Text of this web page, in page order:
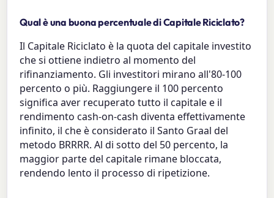
Qual è una buona percentuale di Capitale Riciclato?
Il Capitale Riciclato è la quota del capitale investito
che si ottiene indietro al momento del
rifinanziamento. Gli investitori mirano all'80-100
percento o più. Raggiungere il 100 percento
significa aver recuperato tutto il capitale e il
rendimento cash-on-cash diventa effettivamente
infinito, il che è considerato il Santo Graal del
metodo BRRRR. Al di sotto del 50 percento, la
maggior parte del capitale rimane bloccata,
rendendo lento il processo di ripetizione.